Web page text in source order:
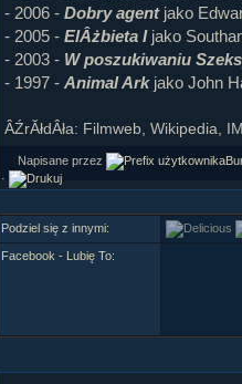
- 2006 - Dobry agentjako
- 2005 - ElÂżbieta Ijako
- 2003 - W poszukiwaniu
- 1997 - Animal Arkjako John
ÂŹrĂłdÂła: Filmweb, Wikipedia,
Napisane przez
·
Podziel się z innymi:
Facebook - Lubię To: